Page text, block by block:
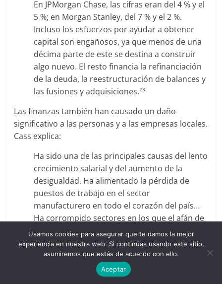
En JPMorgan Chase, las cifras eran del 4 % y el
5 %; en Morgan Stanley, del 7 % y el 2 %.
Incluso los esfuerzos por ayudar a obtener
capital son engañosos, ya que menos de una
décima parte de este se destina a construir
algo nuevo. El resto financia la refinanciación
de la deuda, la reestructuración de balances y
las fusiones y adquisiciones.23
Las finanzas también han causado un daño
significativo a las personas y a las empresas locales.
Cass explica:
Ha sido una de las principales causas del lento
crecimiento salarial y del aumento de la
desigualdad. Ha alimentado la pérdida de
puestos de trabajo en el sector
manufacturero en todo el corazón del país…
Ha corrompido sectores en los que el afán de
lucro nunca debió reinar de forma absoluta —
clínicas veterinarias, funerarias, campings,
servicios de tratamiento residencial, deportes
juveniles, hospitales y residencias de
ancianos, incluso proveedores de los cuerpos
Usamos cookies para asegurar que te damos la mejor
experiencia en nuestra web. Si continúas usando este sitio,
asumiremos que estás de acuerdo con ello.
Aceptar